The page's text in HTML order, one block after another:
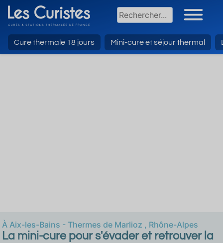
Cure thermale 18 jours Mini-cure et séjour thermal
À Aix-les-Bains - Thermes de Marlioz , Rhône-Alpes
La mini-cure pour s'évader et retrouver la